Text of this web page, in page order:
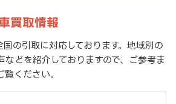
買取情報
国の引取に対応しております。地域別の
などを紹介しておりますので、ご参考ま
ください。